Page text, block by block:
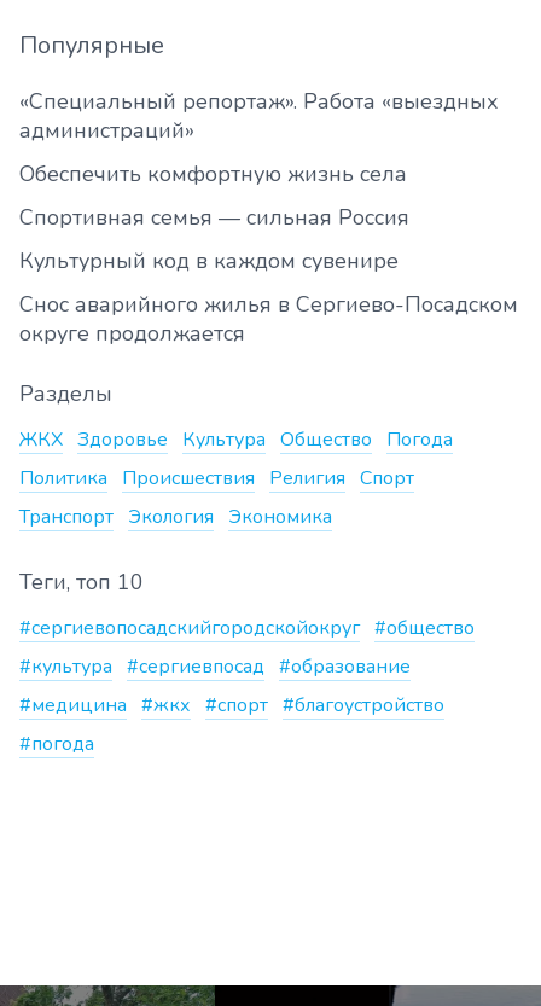
Популярные
«Специальный репортаж». Работа «выездных
администраций»
Обеспечить комфортную жизнь села
Спортивная семья — сильная Россия
Культурный код в каждом сувенире
Снос аварийного жилья в Сергиево-Посадском
округе продолжается
Разделы
ЖКХ Здоровье Культура Общество
Погода
Политика
Происшествия Религия Спорт
Транспорт Экология Экономика
Теги, топ 10
#сергиевопосадскийгородскойокруг #общество
#культура #сергиевпосад #образование
#медицина #жкх #спорт #благоустройство
#погода